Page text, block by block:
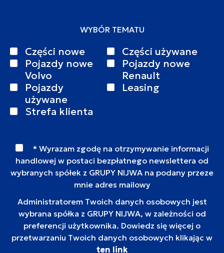
WYBÓR TEMATU
Części nowe
Części używane
Pojazdy nowe
Volvo
Pojazdy nowe
Renault
Pojazdy
używane
Leasing
Strefa klienta
* Wyrazam zgodę na otrzymywanie informacji
handlowej w postaci bezpłatnego newslettera od
wybranych spółek z GRUPY NIJWA na podany przeze
mnie adres mailowy
Administratorem Twoich danych osobowych jest
wybrana spółka z GRUPY NIJWA, w zależności od
preferencji użytkownika. Dowiedz się więcej o
przetwarzaniu Twoich danych osobowych klikając w
ten link